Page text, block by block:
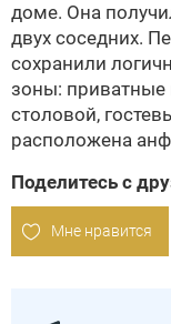
доме. Она
двух соседних.
сохранили
зоны: приватные
столовой,
расположена
Поделитесь с
Мне нравится